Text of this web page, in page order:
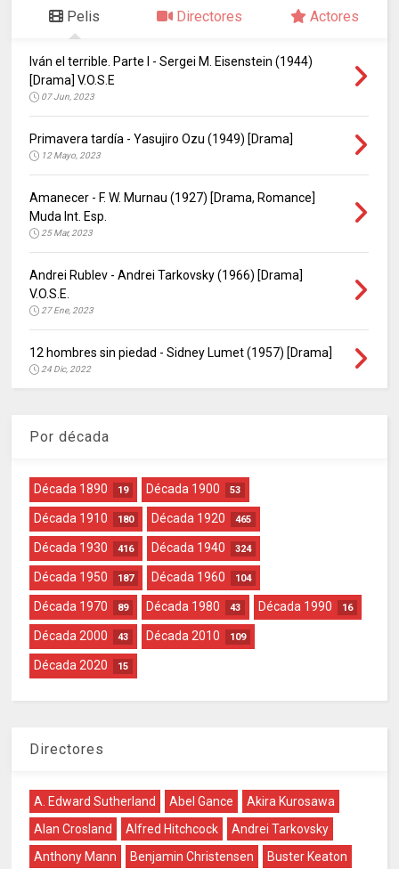
Pelis Directores Actores
Iván el terrible. Parte I - Sergei M. Eisenstein (1944)
[Drama] V.O.S.E
07 Jun, 2023
Primavera tardía - Yasujiro Ozu (1949) [Drama]
12 Mayo, 2023
Amanecer - F. W. Murnau (1927) [Drama, Romance]
Muda Int. Esp.
25 Mar, 2023
Andrei Rublev - Andrei Tarkovsky (1966) [Drama]
V.O.S.E.
27 Ene, 2023
12 hombres sin piedad - Sidney Lumet (1957) [Drama]
24 Dic, 2022
Por década
Década 1890 19 Década 1900 53
Década 1910 180 Década 1920 465
Década 1930 416 Década 1940 324
Década 1950 187 Década 1960 104
Década 1970 89 Década 1980 43 Década 1990 16
Década 2000 43 Década 2010 109
Década 2020 15
Directores
A. Edward Sutherland Abel Gance
Akira Kurosawa
Alan Crosland
Alfred Hitchcock
Andrei Tarkovsky
Anthony Mann
Benjamin Christensen
Buster Keaton